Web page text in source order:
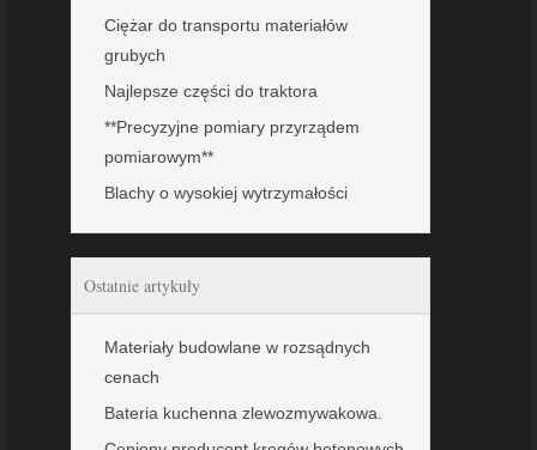
Ciężar do transportu materiałów
grubych
Najlepsze części do traktora
**Precyzyjne pomiary przyrządem
pomiarowym**
Blachy o wysokiej wytrzymałości
Ostatnie artykuły
Materiały budowlane w rozsądnych
cenach
Bateria kuchenna zlewozmywakowa.